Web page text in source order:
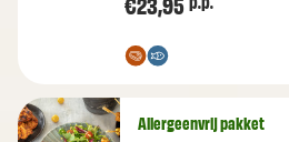
Allergeenvrij pakket